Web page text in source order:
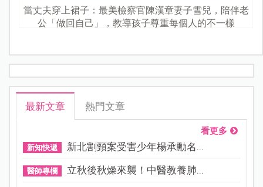
當丈夫穿上裙子：最美檢察官陳漢章妻子雪兒，陪伴老
公「做回自己」，教導孩子尊重每個人的不一樣
最新文章 熱門文章
看更多
新知快遞 新北割頸案受害少年楊承勳名...
醫師專欄 立秋後秋燥來襲！中醫教養肺...